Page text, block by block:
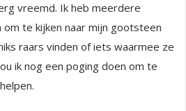
vreemd. Ik heb meerdere
te kijken naar mijn gootsteen
raars vinden of iets waarmee ze
ik nog een poging doen om te